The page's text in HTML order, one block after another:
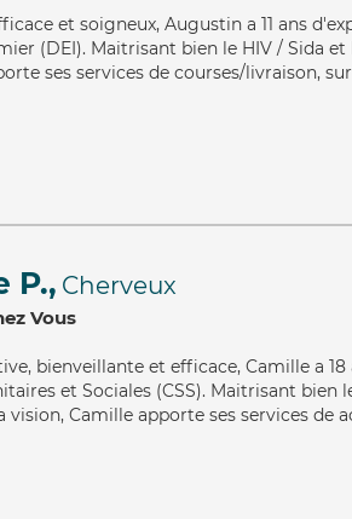
et soigneux, Augustin a 11 ans
(DEI). Maitrisant bien le HIV / Sida
ses services de courses/livraison,
P., Cherveux
Vous
, bienveillante et efficace, Camille a
et Sociales (CSS). Maitrisant
vision, Camille apporte ses services de